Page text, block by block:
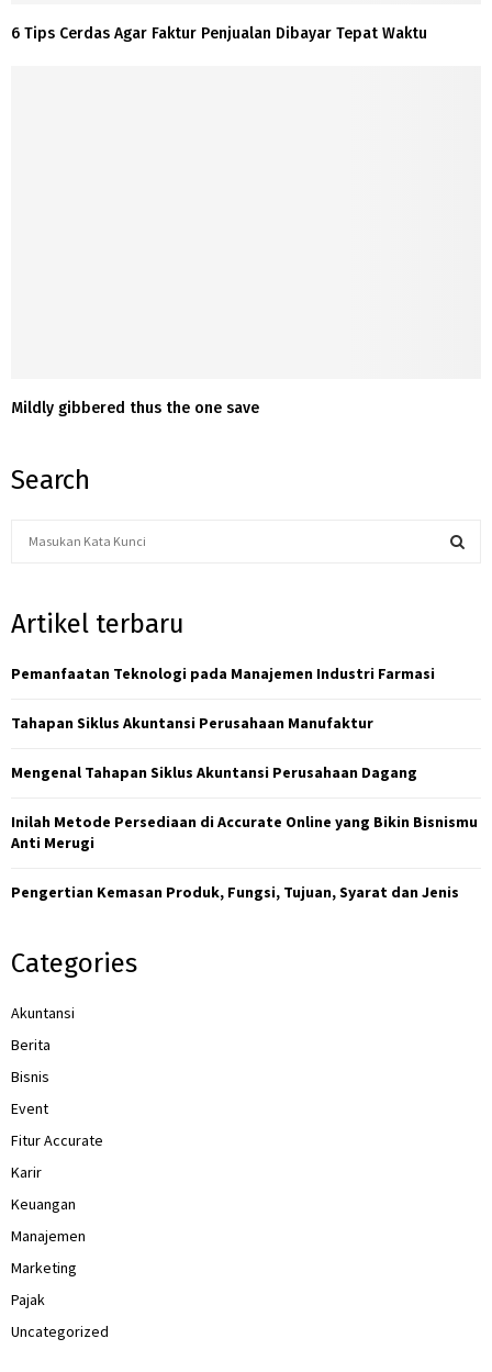
6 Tips Cerdas Agar Faktur Penjualan Dibayar Tepat Waktu
Mildly gibbered thus the one save
Search
c
f
r
Artikel terbaru
Pemanfaatan Teknologi pada Manajemen Industri Farmasi
Tahapan Siklus Akuntansi Perusahaan Manufaktur
Mengenal Tahapan Siklus Akuntansi Perusahaan Dagang
Inilah Metode Persediaan di Accurate Online yang Bikin Bisnismu
Anti Merugi
Pengertian Kemasan Produk, Fungsi, Tujuan, Syarat dan Jenis
Categories
Akuntansi
Berita
Bisnis
Event
Fitur Accurate
Karir
Keuangan
Manajemen
Marketing
Pajak
Uncategorized